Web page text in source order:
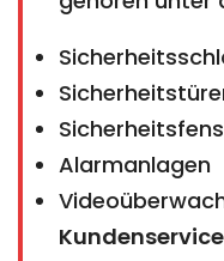
Alarmanlagen
Kundenservice